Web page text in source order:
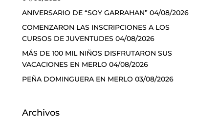
ANIVERSARIO DE “SOY GARRAHAN” 04/08/2026
COMENZARON LAS INSCRIPCIONES A LOS
CURSOS DE JUVENTUDES 04/08/2026
MÁS DE 100 MIL NIÑOS DISFRUTARON SUS
VACACIONES EN MERLO 04/08/2026
PEÑA DOMINGUERA EN MERLO 03/08/2026
Archivos